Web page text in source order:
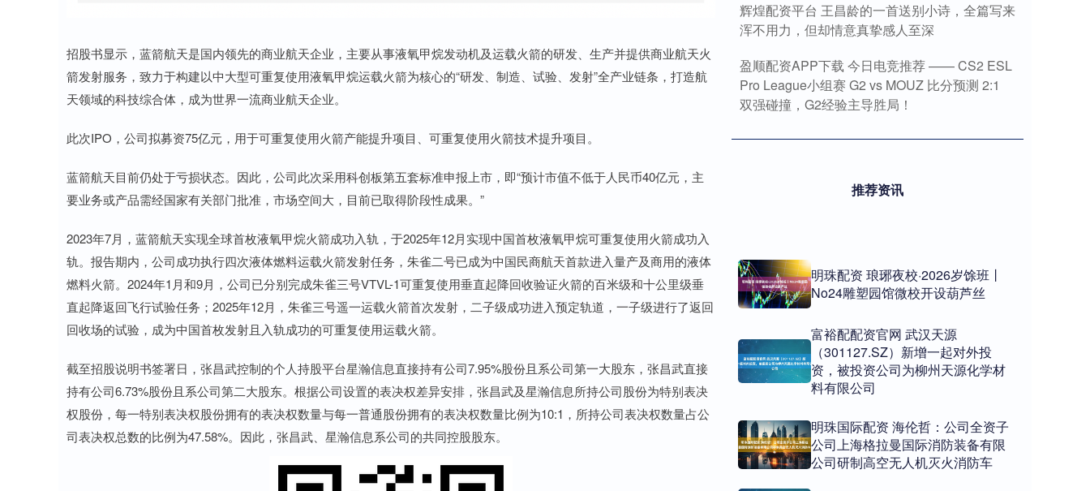
招股书显示，蓝箭航天是国内领先的商业航天企业，主要从事液氧甲烷发动机及运载火箭的研发、生产并提供商业航天火
箭发射服务，致力于构建以中大型可重复使用液氧甲烷运载火箭为核心的“研发、制造、试验、发射”全产业链条，打造航
天领域的科技综合体，成为世界一流商业航天企业。
此次IPO，公司拟募资75亿元，用于可重复使用火箭产能提升项目、可重复使用火箭技术提升项目。
蓝箭航天目前仍处于亏损状态。因此，公司此次采用科创板第五套标准申报上市，即“预计市值不低于人民币40亿元，主
要业务或产品需经国家有关部门批准，市场空间大，目前已取得阶段性成果。”
2023年7月，蓝箭航天实现全球首枚液氧甲烷火箭成功入轨，于2025年12月实现中国首枚液氧甲烷可重复使用火箭成功入
轨。报告期内，公司成功执行四次液体燃料运载火箭发射任务，朱雀二号已成为中国民商航天首款进入量产及商用的液体
燃料火箭。2024年1月和9月，公司已分别完成朱雀三号VTVL-1可重复使用垂直起降回收验证火箭的百米级和十公里级垂
直起降返回飞行试验任务；2025年12月，朱雀三号遥一运载火箭首次发射，二子级成功进入预定轨道，一子级进行了返回
回收场的试验，成为中国首枚发射且入轨成功的可重复使用运载火箭。
截至招股说明书签署日，张昌武控制的个人持股平台星瀚信息直接持有公司7.95%股份且系公司第一大股东，张昌武直接
持有公司6.73%股份且系公司第二大股东。根据公司设置的表决权差异安排，张昌武及星瀚信息所持公司股份为特别表决
权股份，每一特别表决权股份拥有的表决权数量与每一普通股份拥有的表决权数量比例为10:1，所持公司表决权数量占公
司表决权总数的比例为47.58%。因此，张昌武、星瀚信息系公司的共同控股股东。
辉煌配资平台 王昌龄的一首送别小诗，全篇写来
浑不用力，但却情意真挚感人至深
盈顺配资APP下载 今日电竞推荐 —— CS2 ESL
Pro League小组赛 G2 vs MOUZ 比分预测 2:1
双强碰撞，G2经验主导胜局！
推荐资讯
明珠配资 琅琊夜校·2026岁馀班丨
No24雕塑园馆微校开设葫芦丝
富裕配配资官网 武汉天源
（301127.SZ）新增一起对外投
资，被投资公司为柳州天源化学材
料有限公司
明珠国际配资 海伦哲：公司全资子
公司上海格拉曼国际消防装备有限
公司研制高空无人机灭火消防车